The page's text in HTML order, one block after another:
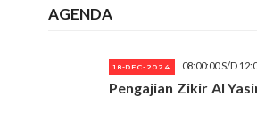
AGENDA
18-DEC-2024 08:00:00 S/D
Pengajian Zikir Al